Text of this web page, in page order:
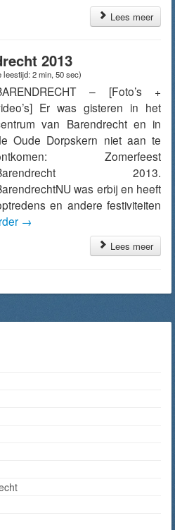
Lees meer
2013
leestijd: 2 min, 50 sec)
– [Foto’s +
Er was gisteren in het
van Barendrecht en in
Oude Dorpskern niet aan te
Zomerfeest
2013.
was erbij en heeft
en andere festiviteiten
→
Lees meer